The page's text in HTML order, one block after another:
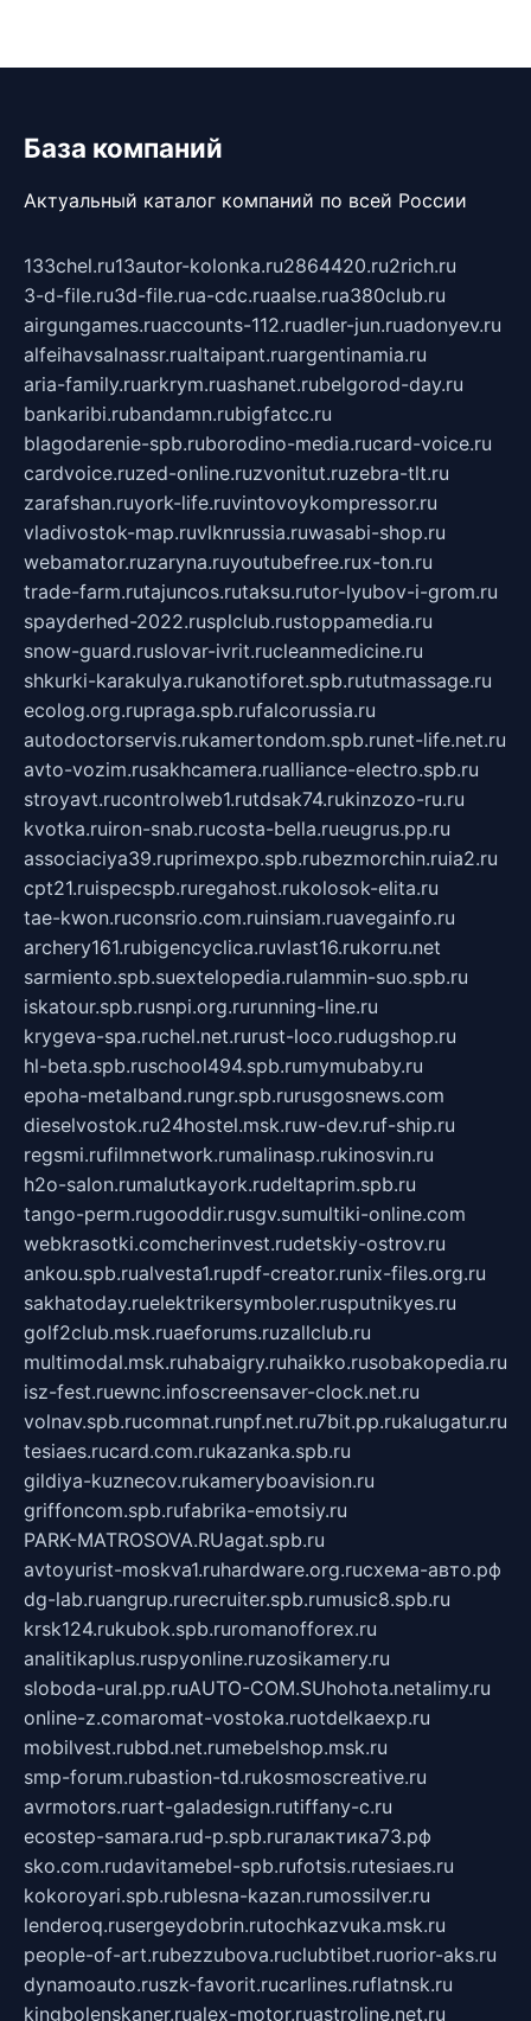
База компаний
Актуальный каталог компаний по всей России
133chel.ru13autor-kolonka.ru2864420.ru2rich.ru
3-d-file.ru3d-file.rua-cdc.ruaalse.rua380club.ru
airgungames.ruaccounts-112.ruadler-jun.ruadonyev.ru
alfeihavsalnassr.rualtaipant.ruargentinamia.ru
aria-family.ruarkrym.ruashanet.rubelgorod-day.ru
bankaribi.rubandamn.rubigfatcc.ru
blagodarenie-spb.ruborodino-media.rucard-voice.ru
cardvoice.ruzed-online.ruzvonitut.ruzebra-tlt.ru
zarafshan.ruyork-life.ruvintovoykompressor.ru
vladivostok-map.ruvlknrussia.ruwasabi-shop.ru
webamator.ruzaryna.ruyoutubefree.rux-ton.ru
trade-farm.rutajuncos.rutaksu.rutor-lyubov-i-grom.ru
spayderhed-2022.rusplclub.rustoppamedia.ru
snow-guard.ruslovar-ivrit.rucleanmedicine.ru
shkurki-karakulya.rukanotiforet.spb.rututmassage.ru
ecolog.org.rupraga.spb.rufalcorussia.ru
autodoctorservis.rukamertondom.spb.runet-life.net.ru
avto-vozim.rusakhcamera.rualliance-electro.spb.ru
stroyavt.rucontrolweb1.rutdsak74.rukinzozo-ru.ru
kvotka.ruiron-snab.rucosta-bella.rueugrus.pp.ru
associaciya39.ruprimexpo.spb.rubezmorchin.ruia2.ru
cpt21.ruispecspb.ruregahost.rukolosok-elita.ru
tae-kwon.ruconsrio.com.ruinsiam.ruavegainfo.ru
archery161.rubigencyclica.ruvlast16.rukorru.net
sarmiento.spb.suextelopedia.rulammin-suo.spb.ru
iskatour.spb.rusnpi.org.rurunning-line.ru
krygeva-spa.ruchel.net.rurust-loco.rudugshop.ru
hl-beta.spb.ruschool494.spb.rumymubaby.ru
epoha-metalband.rungr.spb.rurusgosnews.com
dieselvostok.ru24hostel.msk.ruw-dev.ruf-ship.ru
regsmi.rufilmnetwork.rumalinasp.rukinosvin.ru
h2o-salon.rumalutkayork.rudeltaprim.spb.ru
tango-perm.rugooddir.rusgv.sumultiki-online.com
webkrasotki.comcherinvest.rudetskiy-ostrov.ru
ankou.spb.rualvesta1.rupdf-creator.runix-files.org.ru
sakhatoday.ruelektrikersymboler.rusputnikyes.ru
golf2club.msk.ruaeforums.ruzallclub.ru
multimodal.msk.ruhabaigry.ruhaikko.rusobakopedia.ru
isz-fest.ruewnc.infoscreensaver-clock.net.ru
volnav.spb.rucomnat.runpf.net.ru7bit.pp.rukalugatur.ru
tesiaes.rucard.com.rukazanka.spb.ru
gildiya-kuznecov.rukameryboavision.ru
griffoncom.spb.rufabrika-emotsiy.ru
PARK-MATROSOVA.RUagat.spb.ru
avtoyurist-moskva1.ruhardware.org.ruсхема-авто.рф
dg-lab.ruangrup.rurecruiter.spb.rumusic8.spb.ru
krsk124.rukubok.spb.ruromanofforex.ru
analitikaplus.ruspyonline.ruzosikamery.ru
sloboda-ural.pp.ruAUTO-COM.SUhohota.netalimy.ru
online-z.comaromat-vostoka.ruotdelkaexp.ru
mobilvest.rubbd.net.rumebelshop.msk.ru
smp-forum.rubastion-td.rukosmoscreative.ru
avrmotors.ruart-galadesign.rutiffany-c.ru
ecostep-samara.rud-p.spb.ruгалактика73.рф
sko.com.rudavitamebel-spb.rufotsis.rutesiaes.ru
kokoroyari.spb.rublesna-kazan.rumossilver.ru
lenderoq.rusergeydobrin.rutochkazvuka.msk.ru
people-of-art.rubezzubova.ruclubtibet.ruorior-aks.ru
dynamoauto.ruszk-favorit.rucarlines.ruflatnsk.ru
kingbolenskaner.rualex-motor.ruastroline.net.ru